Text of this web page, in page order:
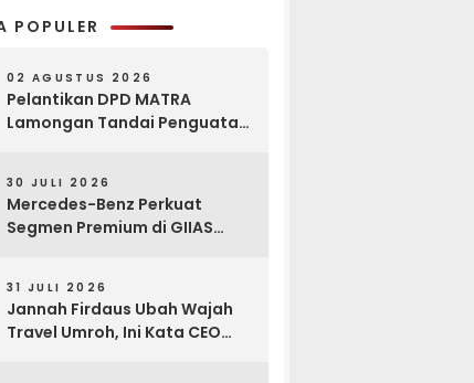
POPULER
02 AGUSTUS 2026
Pelantikan DPD MATRA
Lamongan Tandai Penguatan
30 JULI 2026
Mercedes-Benz Perkuat
Segmen Premium di GIIAS
31 JULI 2026
Jannah Firdaus Ubah Wajah
Travel Umroh, Ini Kata CEO